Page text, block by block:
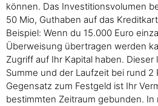
können. Das Investitionsvolumen
50 Mio, Guthaben auf das
Beispiel: Wenn du 15.000 Euro
Überweisung übertragen werden
Zugriff auf Ihr Kapital haben.
Summe und der Laufzeit bei rund 2
Gegensatz zum Festgeld ist Ihr
bestimmten Zeitraum gebunden. In